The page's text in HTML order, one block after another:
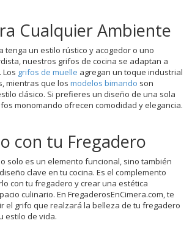
Cualquier Ambiente
tenga un estilo rústico y acogedor o uno
nuestros grifos de cocina se adaptan a
grifos de muelle agregan un toque industrial
mientras que los modelos bimando son
clásico. Si prefieres un diseño de una sola
monomando ofrecen comodidad y elegancia.
con tu Fregadero
solo es un elemento funcional, sino también
clave en tu cocina. Es el complemento
con tu fregadero y crear una estética
culinario. En FregaderosEnCimera.com, te
el grifo que realzará la belleza de tu fregadero
estilo de vida.